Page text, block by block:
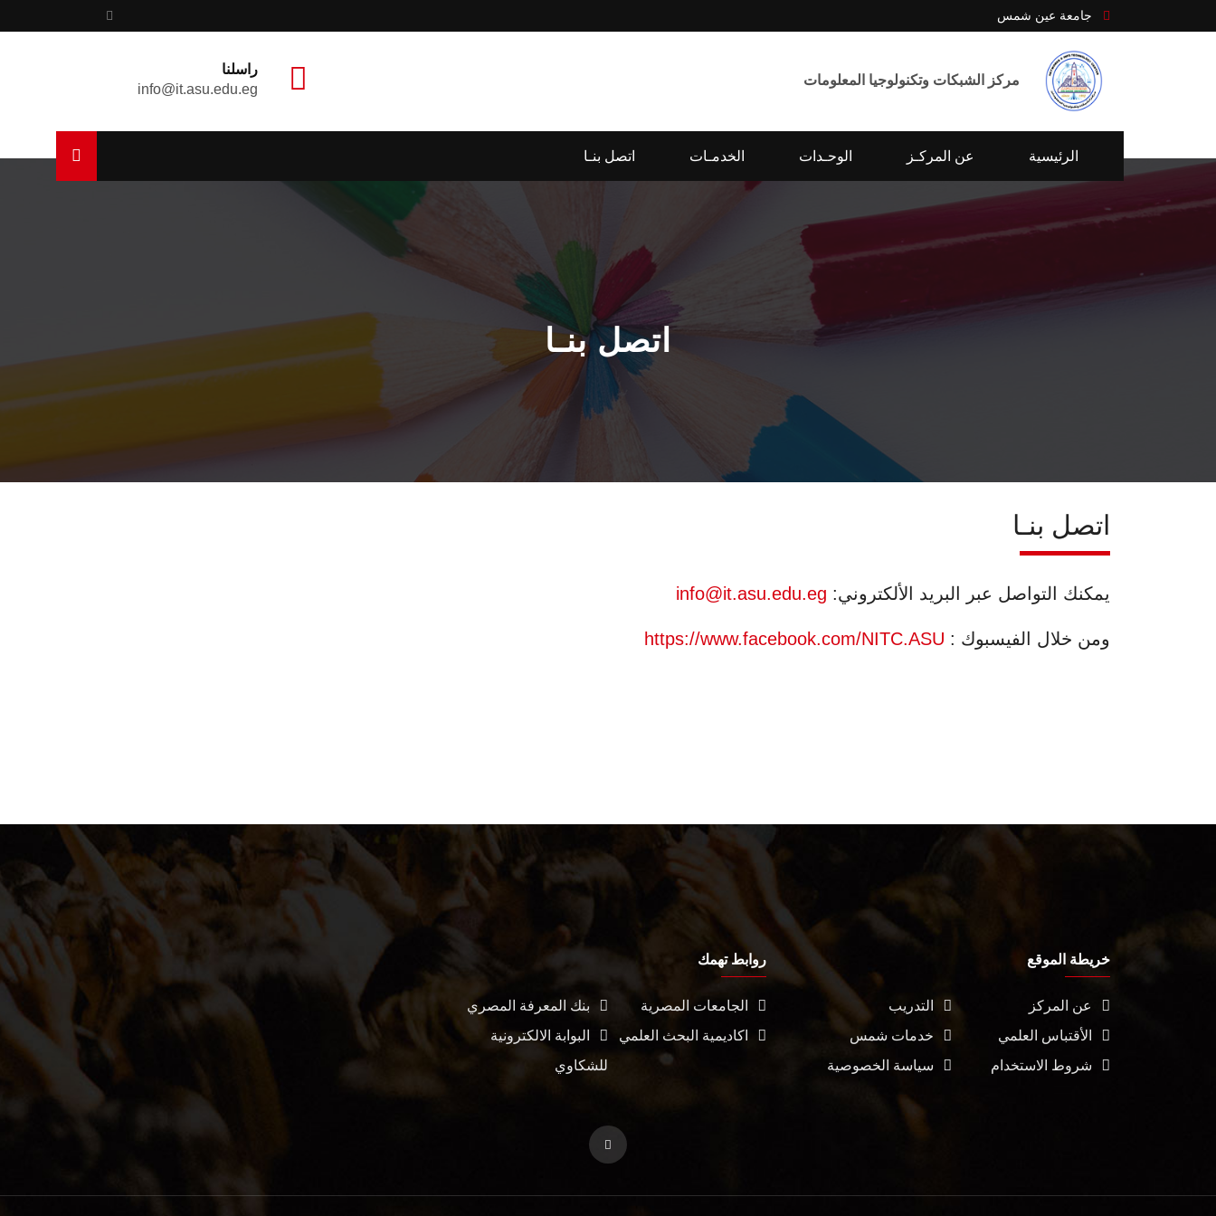
جامعة عين شمس
راسلنا
info@it.asu.edu.eg
الرئيسية عن المركـز الوحـدات الخدمـات اتصل بنـا
اتصل بنـا
اتصل بنـا
يمكنك التواصل عبر البريد الألكتروني: info@it.asu.edu.eg
ومن خلال الفيسبوك : https://www.facebook.com/NITC.ASU
خريطة الموقع
عن المركز
التدريب
الأقتباس العلمي
خدمات شمس
شروط الاستخدام
سياسة الخصوصية
روابط تهمك
الجامعات المصرية
بنك المعرفة المصري
اكاديمية البحث العلمي
البوابة الالكترونية
للشكاوي